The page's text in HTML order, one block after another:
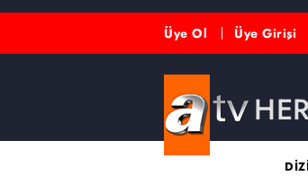
Üye Ol Üye Girişi